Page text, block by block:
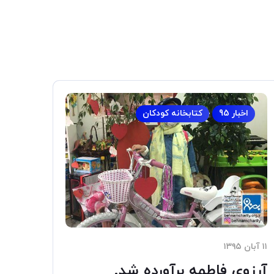
اخبار 95 کتابخانه کودکان
۱۱ آبان ۱۳۹۵